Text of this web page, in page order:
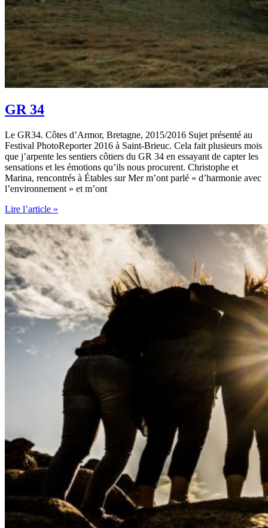
GR 34
Le GR34. Côtes d’Armor, Bretagne, 2015/2016 Sujet présenté au
Festival PhotoReporter 2016 à Saint-Brieuc. Cela fait plusieurs mois
que j’arpente les sentiers côtiers du GR 34 en essayant de capter les
sensations et les émotions qu’ils nous procurent. Christophe et
Marina, rencontrés à Étables sur Mer m’ont parlé « d’harmonie avec
l’environnement » et m’ont
GR
Lire l’article »